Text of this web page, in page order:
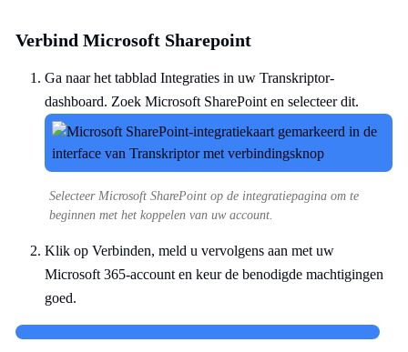
Verbind Microsoft Sharepoint
Ga naar het tabblad Integraties in uw Transkriptor-
dashboard. Zoek Microsoft SharePoint en selecteer dit.
Selecteer Microsoft SharePoint op de integratiepagina om te
beginnen met het koppelen van uw account.
Klik op Verbinden, meld u vervolgens aan met uw
Microsoft 365-account en keur de benodigde machtigingen
goed.